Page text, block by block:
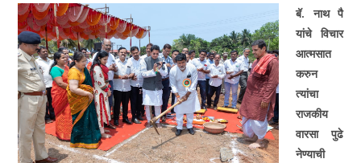
बॅ. नाथ पै
यांचे विचार
आत्मसात
करुन
त्यांचा
राजकीय
वारसा पुढे
नेण्याची